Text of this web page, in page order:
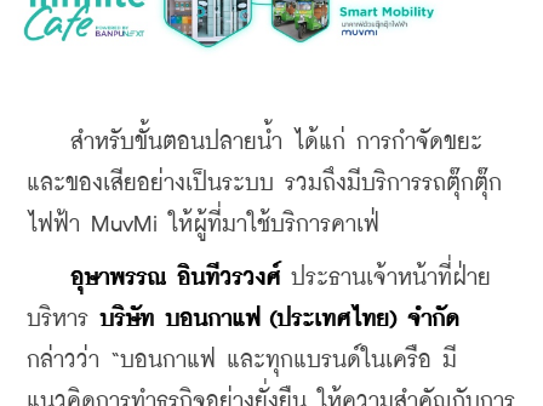
สำหรับขั้นตอนปลายน้ำ ได้แก่ การกำจัดขยะ
และของเสียอย่างเป็นระบบ รวมถึงมีบริการรถตุ๊กตุ๊ก
ไฟฟ้า MuvMi ให้ผู้ที่มาใช้บริการคาเฟ่
อุษาพรรณ อินทีวรวงศ์ ประธานเจ้าหน้าที่ฝ่าย
บริหาร บริษัท บอนกาแฟ (ประเทศไทย) จำกัด
กล่าวว่า “บอนกาแฟ และทุกแบรนด์ในเครือ มี
แนวคิดการทำธุรกิจอย่างยั่งยืน ให้ความสำคัญกับการ